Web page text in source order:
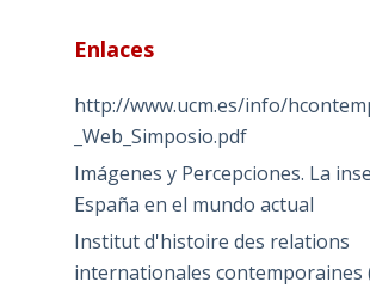
Enlaces
http://www.ucm.es/info/
_Web_Simposio.pdf
Imágenes y Percepciones. La
España en el mundo actual
Institut d'histoire des relations
internationales contemporaines